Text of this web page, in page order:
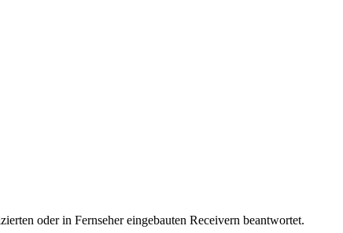
oder in Fernseher eingebauten Receivern beantwortet.